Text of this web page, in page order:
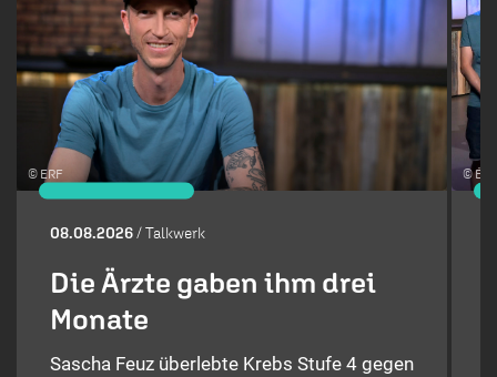
© ERF
08.08.2026/ Talkwerk
Die Ärzte gaben ihm drei
Monate
Sascha Feuz überlebte Krebs Stufe 4 gegen
© ÉRF